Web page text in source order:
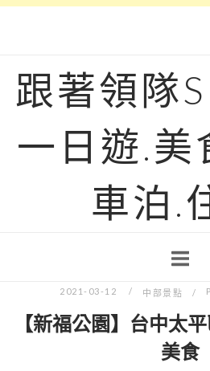
跟著領隊
一日遊.美
車泊.
2021-03-12 中部景點
【新福公園】台中太
美食